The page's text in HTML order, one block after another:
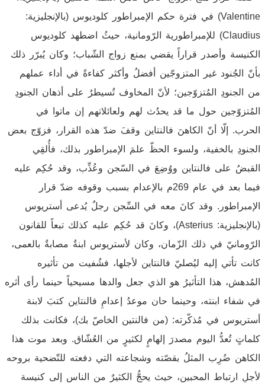
Valentine) في فترة حكم الإمبراطور كلوديوس (بالإنجليزية:
Claudius) للإمبراطورية الرّومانية، حيثُ اضطهد كلوديوس
الكنيسة وأصدر قراراً يقضي بمنع زواج الشّباب؛ وكان يُبرّر ذلك
بأنّ الجُنود غير المتزوجّين أفضلُ وأكثر كفاءةً في أداء عملهم
من الجنودِ المُتزوّجين؛ لأنّ المخاوف تُسيطرُ على أذهان الجنودِ
المُتزوّجين حول ما قد يحدُث لهم ولعائلاتهم إن ماتوا في
الحرب. إلّا أنّ الكاهنَ فالنتاين وقفَ ضدّ هذه القرار، فزوّج بعض
الجنودِ بالخفية، ولسوء الحظّ علمَ الإمبراطور بذلك، فأُلقِي
القبضُ على فالنتاين ووُضِعَ في السّجن وعُذِّب، وقد حُكِم عليه
فيما بعد في عام 269م بالإعدام بسبب وقوفه ضدّ قرار
الإمبراطور. وقد كانَ معه في السِّجن رجلٌ يُدعى أستريوس
(بالإنجليزية: Asterius)، وكانَ قد حُكِم عليه كذلك تبعاً للقانون
الرّومانيّ في ذلك الزّمان، وكان لأستريوس ابنةٌ مصابةٌ بالعمى،
كانت تأتي إليه ليُصليّ فالنتاين لأجلها، فشُفيت من تأثيره
المُدهش، هذا التأثيرُ هو الذي جعل والدها مسيحياً حينما رأى أثره
في شفاء ابنته، وحينما حان موعدُ إعدامِ فالنتاين كتبَ لابنة
أستريوس في مُذكّرته: (من فالنتين الخاصّ بك)، فكانت بذلك
كلماتٍ تُعدُّ اليوم مصدرَ إلهامٍ لكثيرٍ من العُشّاق. وبعد موت هذا
الكاهن ضُرِب المثلُ بقصّته وشجاعته التي دفعته للتّضحية بروحه
لأجلِ ارتباط المحبين، حيث يحجُّ الكثيرٌ من الناس إلى كنيسة